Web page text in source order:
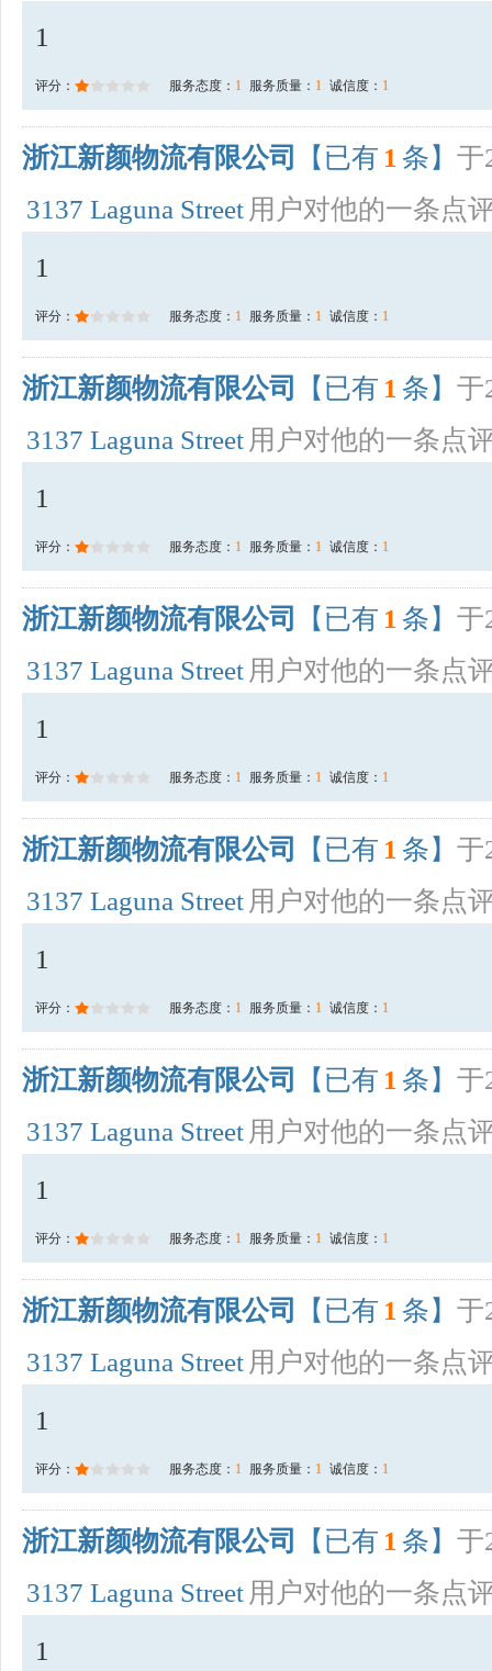
1
评分： 服务态度： 1 服务质量： 1 诚信度： 1
浙江新颜物流有限公司 【已有 1 条】 于
3137 Laguna Street 用户对他的一条点
1
评分： 服务态度： 1 服务质量： 1 诚信度： 1
浙江新颜物流有限公司 【已有 1 条】 于
3137 Laguna Street 用户对他的一条点
1
评分： 服务态度： 1 服务质量： 1 诚信度： 1
浙江新颜物流有限公司 【已有 1 条】 于
3137 Laguna Street 用户对他的一条点
1
评分： 服务态度： 1 服务质量： 1 诚信度： 1
浙江新颜物流有限公司 【已有 1 条】 于
3137 Laguna Street 用户对他的一条点
1
评分： 服务态度： 1 服务质量： 1 诚信度： 1
浙江新颜物流有限公司 【已有 1 条】 于
3137 Laguna Street 用户对他的一条点
1
评分： 服务态度： 1 服务质量： 1 诚信度： 1
浙江新颜物流有限公司 【已有 1 条】 于
3137 Laguna Street 用户对他的一条点
1
评分： 服务态度： 1 服务质量： 1 诚信度： 1
浙江新颜物流有限公司 【已有 1 条】 于
3137 Laguna Street 用户对他的一条点
1